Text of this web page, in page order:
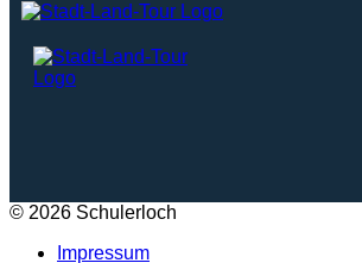
© 2026 Schulerloch
Impressum